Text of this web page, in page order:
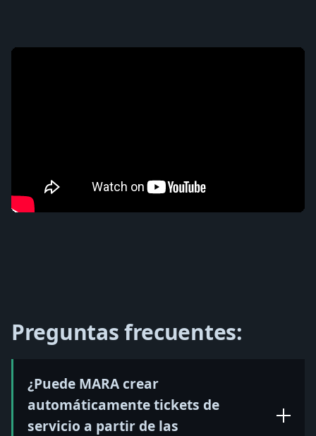
Preguntas frecuentes:
¿Puede MARA crear
automáticamente tickets de
servicio a partir de las